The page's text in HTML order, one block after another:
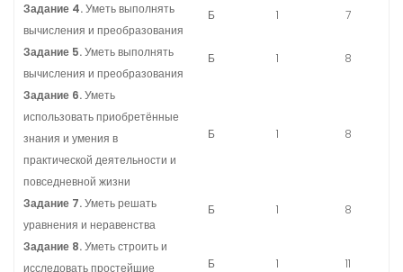
Задание 4.Уметь выполнять
вычисления и преобразования
Б 1 7
Задание 5.Уметь выполнять
вычисления и преобразования
Б 1 8
Задание 6.Уметь
использовать приобретённые
знания и умения в
практической деятельности и
повседневной жизни
Б 1 8
Задание 7.Уметь решать
уравнения и неравенства
Б 1 8
Задание 8.Уметь строить и
исследовать простейшие
Б 1 11